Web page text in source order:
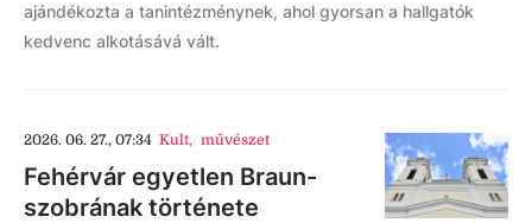
ajándékozta a tanintézménynek, ahol gyorsan a hallgatók
kedvenc alkotásává vált.
2026. 06. 27., 07:34 Kult, művészet
Fehérvár egyetlen Braun-
szobrának története